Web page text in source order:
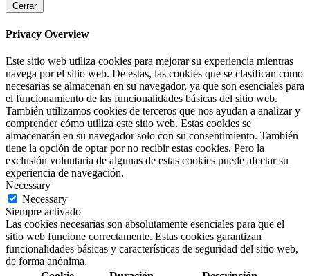
Cerrar
Privacy Overview
Este sitio web utiliza cookies para mejorar su experiencia mientras
navega por el sitio web. De estas, las cookies que se clasifican como
necesarias se almacenan en su navegador, ya que son esenciales para
el funcionamiento de las funcionalidades básicas del sitio web.
También utilizamos cookies de terceros que nos ayudan a analizar y
comprender cómo utiliza este sitio web. Estas cookies se
almacenarán en su navegador solo con su consentimiento. También
tiene la opción de optar por no recibir estas cookies. Pero la
exclusión voluntaria de algunas de estas cookies puede afectar su
experiencia de navegación.
Necessary
Necessary
Siempre activado
Las cookies necesarias son absolutamente esenciales para que el
sitio web funcione correctamente. Estas cookies garantizan
funcionalidades básicas y características de seguridad del sitio web,
de forma anónima.